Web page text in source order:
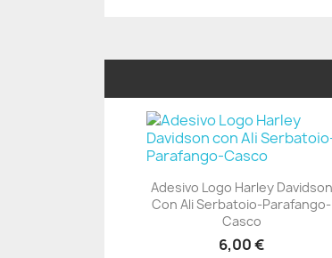
+23
Adesivo Logo Harley Davidson
Con Ali Serbatoio-Parafango-
Casco
6,00 €